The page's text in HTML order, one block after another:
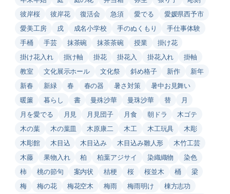
彼岸桜
彼岸花 復活会 急須 愛でる
愛媛県西予市
愛美工房
戌 成名小学校 手のぬくもり
手仕事体験
手桶
手芸 抹茶碗 抹茶茶碗 授業
掛け花
掛け花入れ
掛け軸 掛花 掛花入 掛花入れ
掛軸
教室
文化展示ホール 文化祭 斜め格子 新作
新年
新春
新緑 春 春の器 暑さ対策
暑中お見舞い
暖簾
暮らし 書 曼殊沙華 曼珠沙華 替
月
月を愛でる
月見 月見団子 月食 朝ドラ
木ゴテ
木の葉
木の葉皿 木原康二 木工 木工玩具
木彫
木彫館
木目込 木目込み 木目込み雛人形
木竹工芸
木藤
果物入れ 柏 柏葉アジサイ 染織織物
染色
柿
桃の節句 案内状 桔梗 桜 桜並木 桶
梁
梅
梅の花 梅花空木 梅雨 梅雨明け
棟方志功